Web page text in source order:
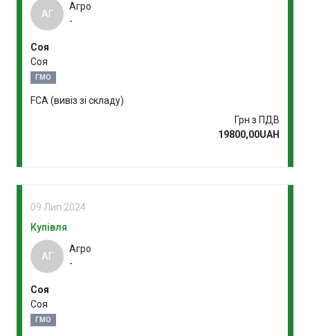
АГ
Агро
-
Соя
Соя
ГМО
FCA (вивіз зі складу)
Грн з ПДВ
19800,00UAH
09 Лип 2024
Купівля
АГ
Агро
-
Соя
Соя
ГМО